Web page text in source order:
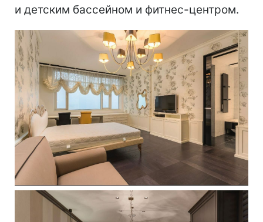
и детским бассейном и фитнес-центром.